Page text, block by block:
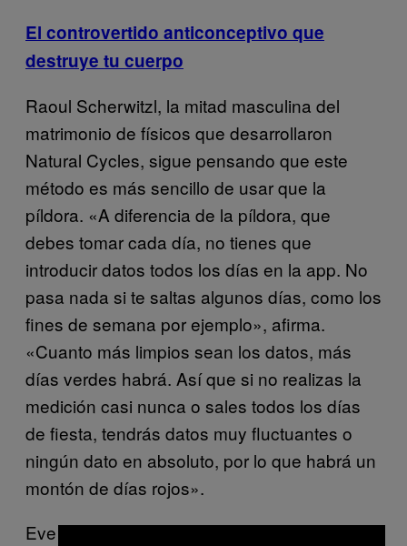
El controvertido anticonceptivo que
destruye tu cuerpo
Raoul Scherwitzl, la mitad masculina del
matrimonio de físicos que desarrollaron
Natural Cycles, sigue pensando que este
método es más sencillo de usar que la
píldora. «A diferencia de la píldora, que
debes tomar cada día, no tienes que
introducir datos todos los días en la app. No
pasa nada si te saltas algunos días, como los
fines de semana por ejemplo», afirma.
«Cuanto más limpios sean los datos, más
días verdes habrá. Así que si no realizas la
medición casi nunca o sales todos los días
de fiesta, tendrás datos muy fluctuantes o
ningún dato en absoluto, por lo que habrá un
montón de días rojos».
Eve by Glow y Natural Cycles llevan a cabo